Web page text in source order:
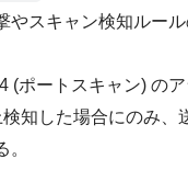
やスキャン検知ルー
(ポートスキャン) の
知した場合にのみ、
。